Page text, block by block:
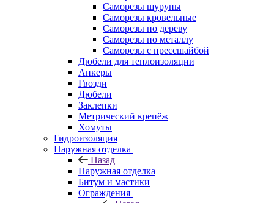
Саморезы шурупы
Саморезы кровельные
Саморезы по дереву
Саморезы по металлу
Саморезы с прессшайбой
Дюбели для теплоизоляции
Анкеры
Гвозди
Дюбели
Заклепки
Метрический крепёж
Хомуты
Гидроизоляция
Наружная отделка
Назад
Наружная отделка
Битум и мастики
Ограждения